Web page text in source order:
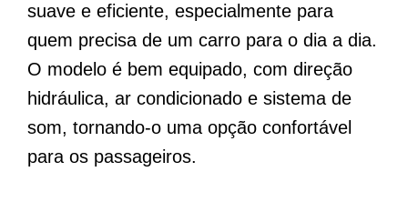
suave e eficiente, especialmente para
quem precisa de um carro para o dia a dia.
O modelo é bem equipado, com direção
hidráulica, ar condicionado e sistema de
som, tornando-o uma opção confortável
para os passageiros.